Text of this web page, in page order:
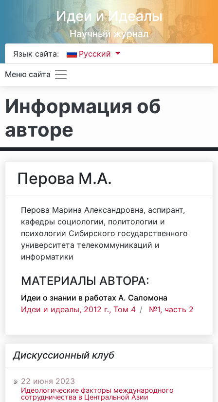
Идеи и Идеалы
Научный журнал
Язык сайта: Русский
Меню сайта
Информация об
авторе
Перова М.А.
Перова Марина Александровна, аспирант,
кафедры социологии, политологии и
психологии Сибирского государственного
университета телекоммуникаций и
информатики
МАТЕРИАЛЫ АВТОРА:
Идеи о знании в работах А. Саломона
Идеи и идеалы, 2012 г., Том 4
№1, часть 2
Дискуссионный клуб
22 июня 2023
Идеологические факторы международного
сотрудничества в Центральной Азии